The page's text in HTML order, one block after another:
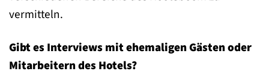
vermitteln.
Gibt es Interviews mit ehemaligen Gästen oder
Mitarbeitern des Hotels?